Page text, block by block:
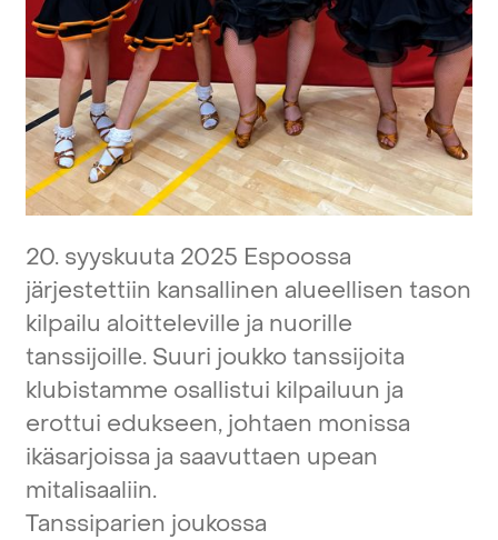
20. syyskuuta 2025 Espoossa
järjestettiin kansallinen alueellisen tason
kilpailu aloitteleville ja nuorille
tanssijoille. Suuri joukkotanssijoita
klubistamme osallistui kilpailuun ja
erottui edukseen, johtaen monissa
ikäsarjoissa ja saavuttaen upean
mitalisaaliin.
Tanssiparien joukossa